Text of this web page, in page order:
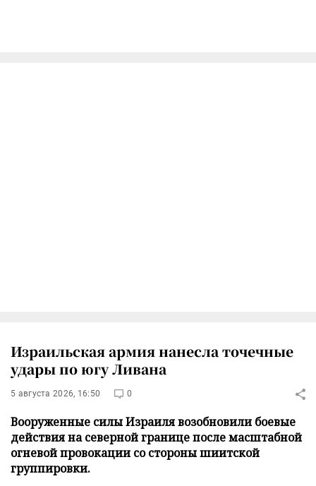
Израильская армия нанесла точечные
удары по югу Ливана
5 августа 2026, 16:50 0
Вооруженные силы Израиля возобновили боевые
действия на северной границе после масштабной
огневой провокации со стороны шиитской
группировки.